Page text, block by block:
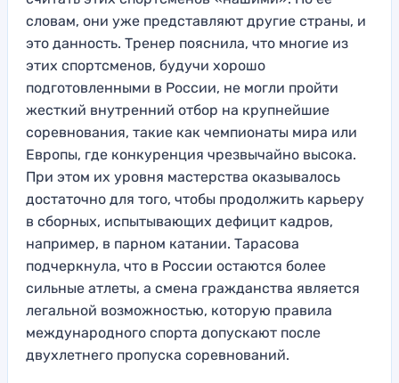
словам, они уже представляют другие страны, и
это данность. Тренер пояснила, что многие из
этих спортсменов, будучи хорошо
подготовленными в России, не могли пройти
жесткий внутренний отбор на крупнейшие
соревнования, такие как чемпионаты мира или
Европы, где конкуренция чрезвычайно высока.
При этом их уровня мастерства оказывалось
достаточно для того, чтобы продолжить карьеру
в сборных, испытывающих дефицит кадров,
например, в парном катании. Тарасова
подчеркнула, что в России остаются более
сильные атлеты, а смена гражданства является
легальной возможностью, которую правила
международного спорта допускают после
двухлетнего пропуска соревнований.